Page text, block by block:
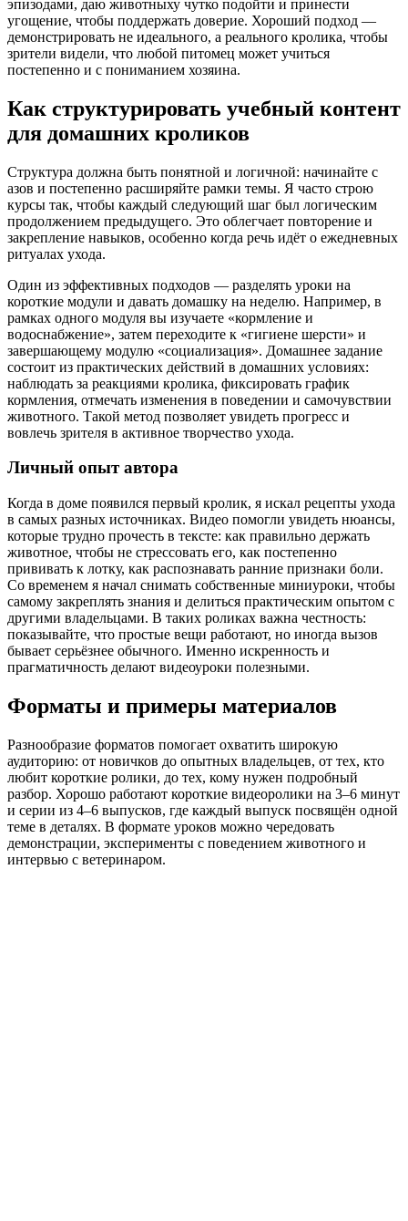
эпизодами, даю животныху чутко подойти и принести
угощение, чтобы поддержать доверие. Хороший подход —
демонстрировать не идеального, а реального кролика, чтобы
зрители видели, что любой питомец может учиться
постепенно и с пониманием хозяина.
Как структурировать учебный контент
для домашних кроликов
Структура должна быть понятной и логичной: начинайте с
азов и постепенно расширяйте рамки темы. Я часто строю
курсы так, чтобы каждый следующий шаг был логическим
продолжением предыдущего. Это облегчает повторение и
закрепление навыков, особенно когда речь идёт о ежедневных
ритуалах ухода.
Один из эффективных подходов — разделять уроки на
короткие модули и давать домашку на неделю. Например, в
рамках одного модуля вы изучаете «кормление и
водоснабжение», затем переходите к «гигиене шерсти» и
завершающему модулю «социализация». Домашнее задание
состоит из практических действий в домашних условиях:
наблюдать за реакциями кролика, фиксировать график
кормления, отмечать изменения в поведении и самочувствии
животного. Такой метод позволяет увидеть прогресс и
вовлечь зрителя в активное творчество ухода.
Личный опыт автора
Когда в доме появился первый кролик, я искал рецепты ухода
в самых разных источниках. Видео помогли увидеть нюансы,
которые трудно прочесть в тексте: как правильно держать
животное, чтобы не стрессовать его, как постепенно
прививать к лотку, как распознавать ранние признаки боли.
Со временем я начал снимать собственные миниуроки, чтобы
самому закреплять знания и делиться практическим опытом с
другими владельцами. В таких роликах важна честность:
показывайте, что простые вещи работают, но иногда вызов
бывает серьёзнее обычного. Именно искренность и
прагматичность делают видеоуроки полезными.
Форматы и примеры материалов
Разнообразие форматов помогает охватить широкую
аудиторию: от новичков до опытных владельцев, от тех, кто
любит короткие ролики, до тех, кому нужен подробный
разбор. Хорошо работают короткие видеоролики на 3–6 минут
и серии из 4–6 выпусков, где каждый выпуск посвящён одной
теме в деталях. В формате уроков можно чередовать
демонстрации, эксперименты с поведением животного и
интервью с ветеринаром.